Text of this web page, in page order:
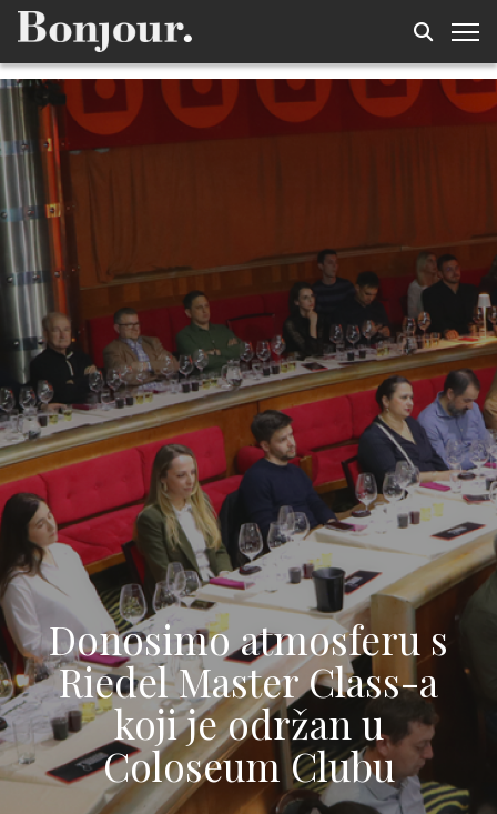
Donosimo atmosferu s
Riedel Master Class-a
koji je održan u
Coloseum Clubu